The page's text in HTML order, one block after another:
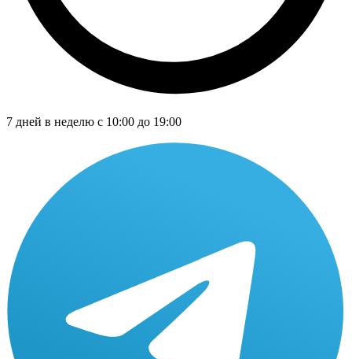
7 дней в неделю с 10:00 до 19:00